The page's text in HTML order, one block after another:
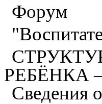
Форум
РЕБЁНКА
Сведения